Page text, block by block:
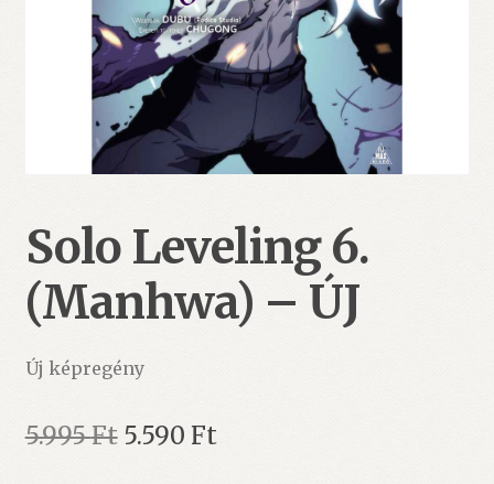
Solo Leveling 6.
(Manhwa) – ÚJ
Új képregény
5.995Ft Original
5.590 FtCurrent